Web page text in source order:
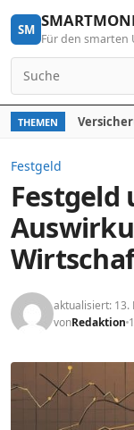
Skip to content
SM
Für den smarten
Search for:
THEMEN
Festgeld
Festgeld
aktualisiert: 13.
vonRedaktion